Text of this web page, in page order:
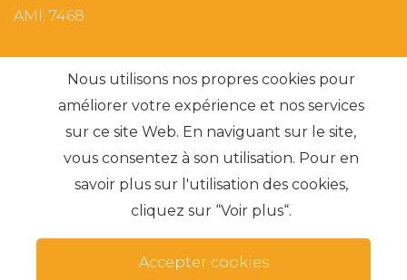
AMI: 7468
Recherches les plus fréquentes
S'abonner
Termes et conditions
Nous utilisons nos propres cookies pour
améliorer votre expérience et nos services
sur ce site Web. En naviguant sur le site,
vous consentez à son utilisation. Pour en
savoir plus sur l'utilisation des cookies,
cliquez sur “Voir plus“.
Accepter cookies